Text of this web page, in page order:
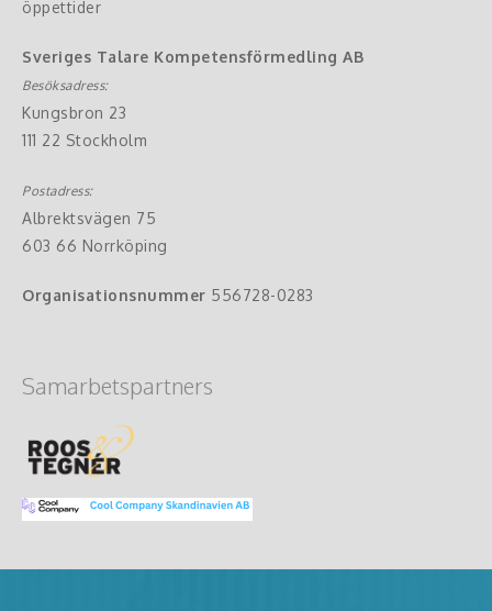
öppettider
Sveriges Talare Kompetensförmedling AB
Besöksadress:
Kungsbron 23
111 22 Stockholm
Postadress:
Albrektsvägen 75
603 66 Norrköping
Organisationsnummer 556728-0283
Samarbetspartners